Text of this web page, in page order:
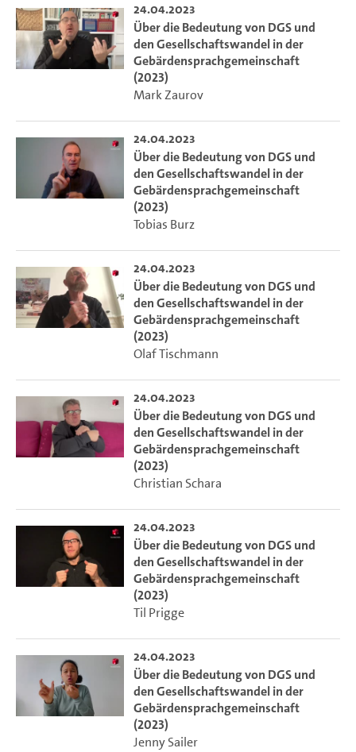
24.04.2023
Über die Bedeutung von DGS und
den Gesellschaftswandel in der
Gebärdensprachgemeinschaft
(2023)
Mark Zaurov
24.04.2023
Über die Bedeutung von DGS und
den Gesellschaftswandel in der
Gebärdensprachgemeinschaft
(2023)
Tobias Burz
24.04.2023
Über die Bedeutung von DGS und
den Gesellschaftswandel in der
Gebärdensprachgemeinschaft
(2023)
Olaf Tischmann
24.04.2023
Über die Bedeutung von DGS und
den Gesellschaftswandel in der
Gebärdensprachgemeinschaft
(2023)
Christian Schara
24.04.2023
Über die Bedeutung von DGS und
den Gesellschaftswandel in der
Gebärdensprachgemeinschaft
(2023)
Til Prigge
24.04.2023
Über die Bedeutung von DGS und
den Gesellschaftswandel in der
Gebärdensprachgemeinschaft
(2023)
Jenny Sailer